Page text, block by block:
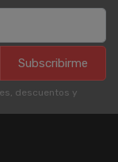
Subscribirme
descuentos y